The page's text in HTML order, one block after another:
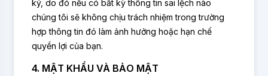
ký, do đó nếu có bất kỳ thông tin sai lệch nào
chúng tôi sẽ không chịu trách nhiệm trong trường
hợp thông tin đó làm ảnh hưởng hoặc hạn chế
quyền lợi của bạn.
4. MẬT KHẨU VÀ BẢO MẬT